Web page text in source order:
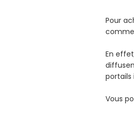
Pour
En
portails
Vous